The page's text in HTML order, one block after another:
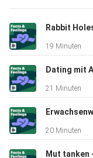
Gesprächspartner:
19 Minuten
21 Minuten
20 Minuten